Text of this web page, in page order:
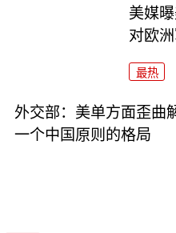
美媒
对欧
最热
外交部：美单方面歪曲
一个中国原则的格局